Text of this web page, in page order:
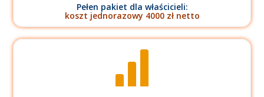
Pełen pakiet dla właścicieli:
koszt jednorazowy 4000 zł netto